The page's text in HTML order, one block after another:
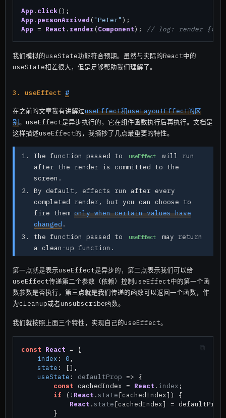
App . click
App . personArrived ("Peter"
App = React . render (Component); // log: render
我们模拟的useState功能符合预期。虽然与实际的React中的
useState相差很大，但是足够帮助我们理解了。
3. useEffect #
在之前的文章我有讲解过useEffect和useLayoutEffect的区
别。useEffect是异步执行的，它在组件函数执行后再执行。文档是
这样描述useEffect的，我摘抄了几点最重要的特性。
The function passed to useEffect
will run
after the render is committed to the
screen.
By default, effects run after every
completed render, but you can choose to
fire them only when certain values have
changed.
the function passed to
useEffect
may return
a clean-up function.
第一点就是表示useEffect是异步的，第二点表示我们可以给
useEffect传递第二个参数（依赖）控制useEffect中的第一个函
数参数是否执行，第三点就是我们传递的函数可以返回一个函数，作
为cleanup或者unsubscribe函数。
我们就按照上面三个特性，实现自己的useEffect。
const React = {
index : 0 ,
state : [],
useState : defaultProp => {
const cachedIndex = React . index ;
if (! React .state[cachedIndex]) {
React .state[cachedIndex] =
        }